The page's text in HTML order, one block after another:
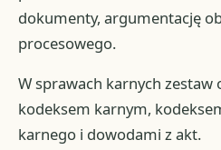
dokumenty, argumentację
procesowego.
W sprawach karnych zestaw
kodeksem karnym,
karnego i dowodami z akt.